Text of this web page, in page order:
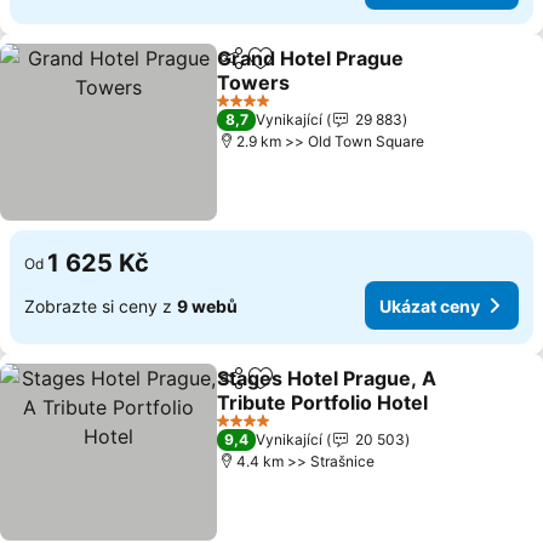
SdíletPřidat na seznam oblíbených
Grand Hotel Prague
Towers
Ukázat ceny
4 Počet hvězdiček
8,7 Vynikající
29 883
2.9 km >> Old Town Square
Od 1 625 Kč
Zobrazte si ceny z 9 webů Ukázat ceny
SdíletPřidat na seznam oblíbených
Stages Hotel Prague, A
Tribute Portfolio Hotel
Ukázat ceny
4 Počet hvězdiček
9,4 Vynikající
20 503
4.4 km >> Strašnice